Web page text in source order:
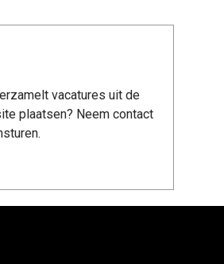
vacatures uit de
plaatsen? Neem contact